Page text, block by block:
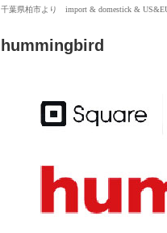
千葉県柏市より import & domestick &
hummingbird